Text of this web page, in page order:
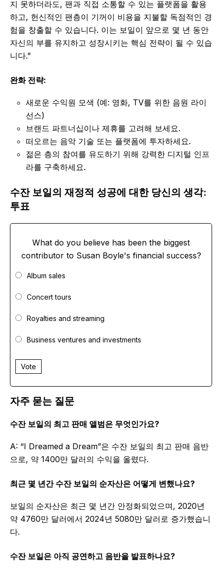
지 못하더라도, 팬과 직접 소통할 수 있는 플랫폼을 활용
하고, 헌신적인 팬층이 기꺼이 비용을 지불할 독점적인 경
험을 창출할 수 있습니다. 이는 보일이 앞으로 몇 년 동안
자신의 부를 유지하고 성장시키는 핵심 전략이 될 수 있습
니다.”
완화 전략:
새로운 수익원 모색 (예: 영화, TV를 위한 음원 라이
선스)
브랜드 파트너십이나 제휴를 고려해 보세요.
떠오르는 음악 기술 또는 플랫폼에 투자하세요.
젊은 층의 참여를 유도하기 위해 강력한 디지털 인프
라를 구축하세요.
수잔 보일의 재정적 성공에 대한 당신의 생각:
투표
What do you believe has been the biggest
contributor to Susan Boyle's financial success?
Album sales
Concert tours
Royalties and streaming
Business ventures and investments
Vote
자주 묻는 질문
수잔 보일의 최고 판매 앨범은 무엇인가요?
A: “I Dreamed a Dream”은 수잔 보일의 최고 판매 음반
으로, 약 1400만 달러의 수익을 올렸다.
최근 몇 년간 수잔 보일의 순자산은 어떻게 변했나요?
보일의 순자산은 최근 몇 년간 안정화되었으며, 2020년
약 4760만 달러에서 2024년 5080만 달러로 증가했습니
다.
수잔 보일은 아직 공연하고 음반을 발표하나요?